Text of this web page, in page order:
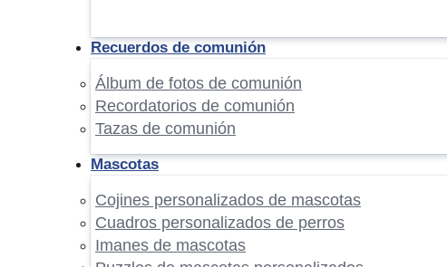
Recuerdos de comunión
Álbum de fotos de comunión
Recordatorios de comunión
Tazas de comunión
Mascotas
Cojines personalizados de mascotas
Cuadros personalizados de perros
Imanes de mascotas